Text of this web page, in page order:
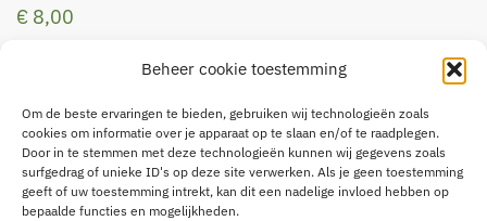
Beheer cookie toestemming
Om de beste ervaringen te bieden, gebruiken wij technologieën zoals
cookies om informatie over je apparaat op te slaan en/of te raadplegen.
Door in te stemmen met deze technologieën kunnen wij gegevens zoals
surfgedrag of unieke ID's op deze site verwerken. Als je geen toestemming
geeft of uw toestemming intrekt, kan dit een nadelige invloed hebben op
bepaalde functies en mogelijkheden.
€ 8,00
aanvulling van de voeding
Geschikt voor alle paarden en pony’s
Beschikbaar in: Liksteen 2 kg
6 op voorraad